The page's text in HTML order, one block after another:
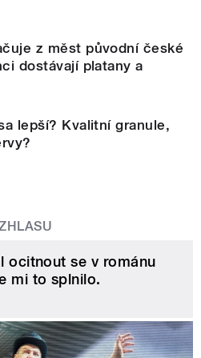
z měst původní české
dostávají platany a
lepší? Kvalitní granule,
ocitnout se v románu
mi to splnilo.